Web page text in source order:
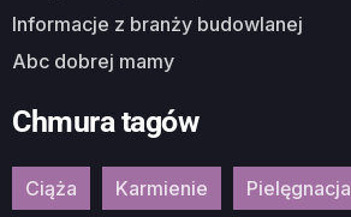
Informacje z branży budowlanej
Abc dobrej mamy
Chmura tagów
Ciąża Karmienie Pielęgnacja